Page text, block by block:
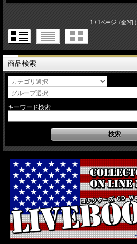
1 / 1ページ（全2件）
商品検索
キーワード検索